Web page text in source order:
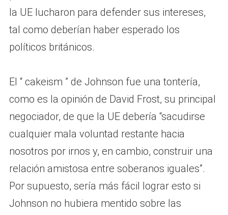
la UE lucharon para defender sus intereses,
tal como deberían haber esperado los
políticos británicos.
El “ cakeism ” de Johnson fue una tontería,
como es la opinión de David Frost, su principal
negociador, de que la UE debería “sacudirse
cualquier mala voluntad restante hacia
nosotros por irnos y, en cambio, construir una
relación amistosa entre soberanos iguales”.
Por supuesto, sería más fácil lograr esto si
Johnson no hubiera mentido sobre las